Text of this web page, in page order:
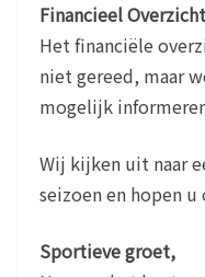
Financieel Overzicht
Het financiële
niet gereed, maar
mogelijk
Wij kijken uit naar
seizoen en hopen
Sportieve groet,